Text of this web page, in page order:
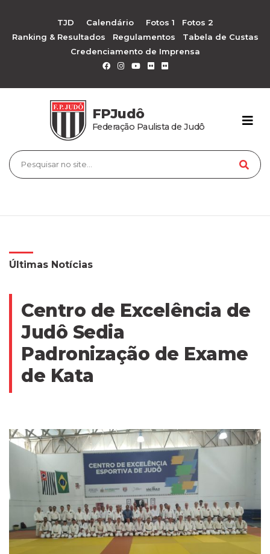
TJD Calendário Fotos 1
Fotos 2
Ranking & Resultados
Regulamentos
Tabela de Custas
Credenciamento de Imprensa
FPJudô
Federação Paulista de Judô
Últimas Notícias
Centro de Excelência de
Judô Sedia
Padronização de Exame
de Kata